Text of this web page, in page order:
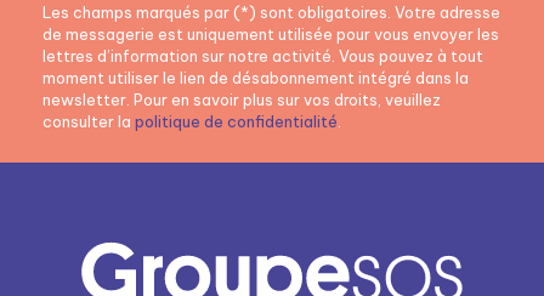
Les champs marqués par (*) sont obligatoires. Votre adresse
de messagerie est uniquement utilisée pour vous envoyer les
lettres d’information sur notre activité. Vous pouvez à tout
moment utiliser le lien de désabonnement intégré dans la
newsletter. Pour en savoir plus sur vos droits, veuillez
consulter la politique de confidentialité